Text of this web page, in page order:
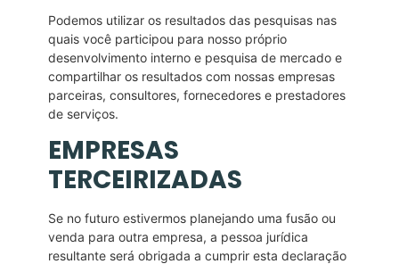
Podemos utilizar os resultados das pesquisas nas
quais você participou para nosso próprio
desenvolvimento interno e pesquisa de mercado e
compartilhar os resultados com nossas empresas
parceiras, consultores, fornecedores e prestadores
de serviços.
EMPRESAS
TERCEIRIZADAS
Se no futuro estivermos planejando uma fusão ou
venda para outra empresa, a pessoa jurídica
resultante será obrigada a cumprir esta declaração